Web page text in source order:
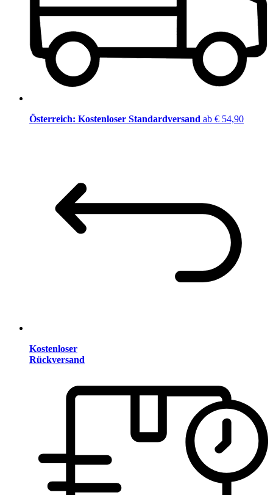
Österreich: Kostenloser Standardversand ab € 54,90
Kostenloser
Rückversand